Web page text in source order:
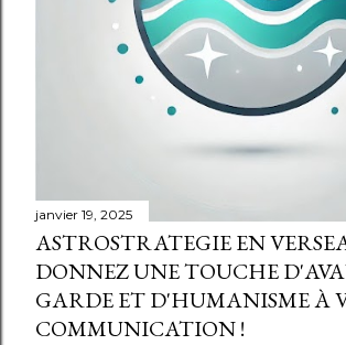
janvier 19, 2025
ASTROSTRATEGIE EN
DONNEZ UNE TOUCHE
GARDE ET D'HUMANISME À
COMMUNICATION !